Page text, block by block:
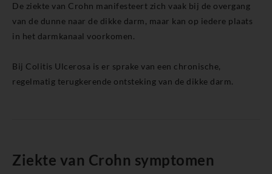
De ziekte van Crohn manifesteert zich vaak bij de overgang
van de dunne naar de dikke darm, maar kan op iedere plaats
in het darmkanaal voorkomen.
Bij Colitis Ulcerosa is er sprake van een chronische,
regelmatig terugkerende ontsteking van de dikke darm.
Ziekte van Crohn symptomen